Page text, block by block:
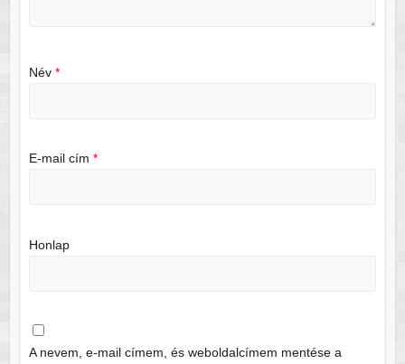
Név *
E-mail cím *
Honlap
A nevem, e-mail címem, és weboldalcímem mentése a